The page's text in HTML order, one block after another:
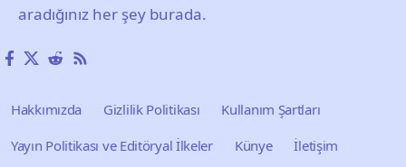
aradığınız her şey burada.
Hakkımızda Gizlilik Politikası
Kullanım Şartları
Yayın Politikası ve Editöryal İlkeler
Künye
İletişim